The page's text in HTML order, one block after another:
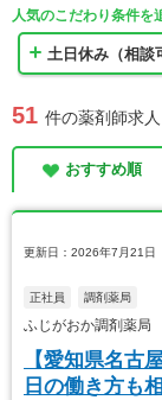
人気のこだわり条件を
土日休み（相談
51 件の薬剤師求人
おすすめ順
更新日：2026年7月21日
正社員 調剤薬局
ふじがおか調剤薬局
【愛知県名古
日の働き方も